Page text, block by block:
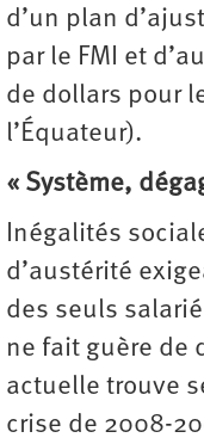
d’un plan
par le FMI et
de dollars pour
l’Équateur).
« Système,
Inégalités
d’austérité
des seuls
ne fait guère de
actuelle trouve
crise de 2008-